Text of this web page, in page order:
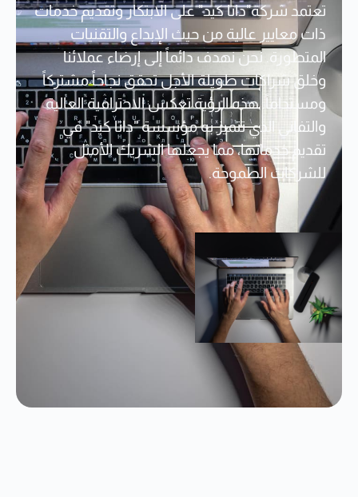
تعتمد شركة"داتا كيد" على الابتكار وتقديم خدمات
ذات معايير عالية من حيث الإبداع والتقنيات
المتطورة. نحن نهدف دائماً إلى إرضاء عملائنا
وخلق شراكات طويلة الأجل تحقق نجاحاً مشتركاً
ومستداماً. هذه الرؤية تعكس الاحترافية العالية
والتفاني الذي تتميز به مؤسسة "داتا كيد" في
تقديم خدماتها، مما يجعلها الشريك الأمثل
للشركات الطموحة.